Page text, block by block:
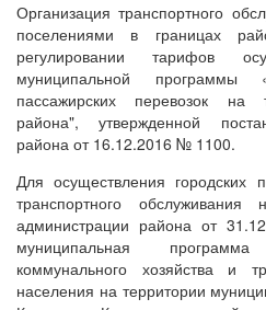
Организация транспортного
поселениями в границах
регулировании тарифов
муниципальной программы
пассажирских перевозок на
района", утвержденной
района от 16.12.2016 № 1100.
Для осуществления городских
транспортного обслуживания
администрации района от
муниципальная
коммунального хозяйства и
населения на территории